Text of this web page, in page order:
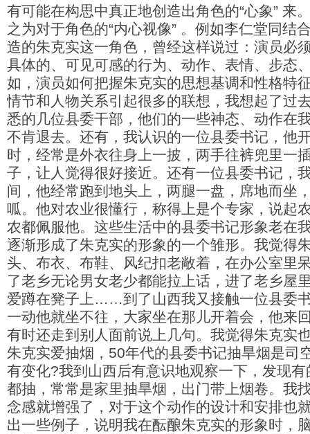
有可能在构思中真正地创造出角色的“心象” 来
之为对于角色的“内心视像” 。例如李仁堂同结
造的朱克实这一角色，曾经这样说过：演员必
具体的、可见可感的行为、动作、表情、步态
如，演员如何把握朱克实的思想基调和性格特
情节和人物关系引起很多的联想，我想起了过
悉的几位县委干部，他们的一些神态、动作在
不肯退去。还有，我认识的一位县委书记，他
时，经常是外衣往身上一披，两手往裤兜里一
子，让人觉得很好接近。还有一位县委书记，
间，他经常跑到地头上，两腿一盘，席地而坐
呱。他对农业很懂行，称得上是个专家，说起
农都佩服他。这些生活中的县委书记形象老在
逐渐形成了朱克实的形象的一个雏形。我觉得
头、布衣、布鞋、风纪扣老敞着，在办公室里
了老乡无论男女老少都能拉上话，进了老乡屋
爱蹲在凳子上……到了山西我又接触一位县委
一动他就坐不往，大家坐在那儿开着会，他来
有时还走到别人面前说上几句。我觉得朱克实
朱克实爱抽烟，50年代的县委书记抽旱烟是司
有变化?我到山西后有意识地观察一下，发现
都抽，常常是家里抽旱烟，出门带上烟卷。我
念感就增强了，对于这个动作的设计和安排也
出一些例子，说明我在酝酿朱克实的形象时，